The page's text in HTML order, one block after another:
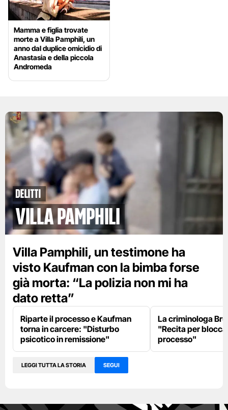
Mamma e figlia trovate
morte a Villa Pamphili, un
anno dal duplice omicidio di
Anastasia e della piccola
Andromeda
Delitti
Villa Pamphili
Villa Pamphili, un testimone ha
visto Kaufman con la bimba forse
già morta: “La polizia non mi ha
dato retta”
Riparte il processo e Kaufman
torna in carcere: "Disturbo
psicotico in remissione"
La criminologa
"Recita per
processo"
LEGGI TUTTA LA STORIA SEGUI